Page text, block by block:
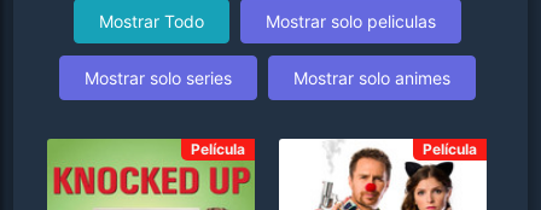
Mostrar Todo Mostrar solo peliculas
Mostrar solo series Mostrar solo animes
Película Película